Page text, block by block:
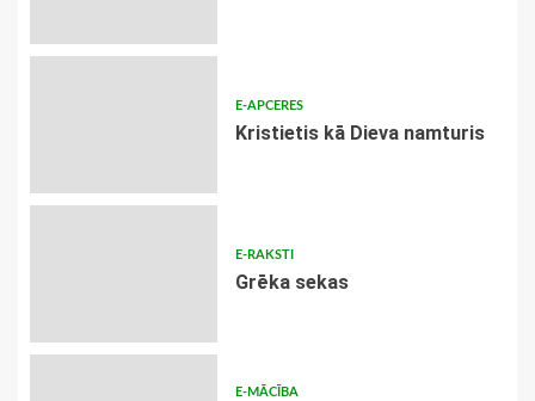
E-APCERES
Kristietis kā Dieva namturis
E-RAKSTI
Grēka sekas
E-MĀCĪBA